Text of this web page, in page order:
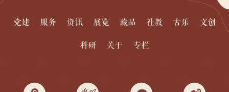
党建 服务 资讯 展览 藏品 社教 古乐 文创
科研 关于 专栏